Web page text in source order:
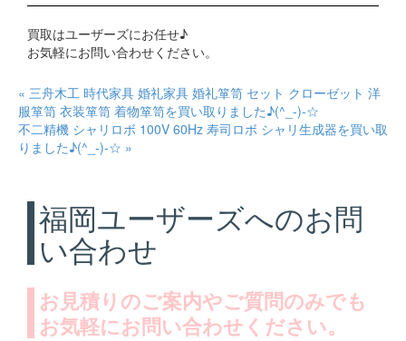
買取はユーザーズにお任せ♪
お気軽にお問い合わせください。
« 三舟木工 時代家具 婚礼家具 婚礼箪笥 セット クローゼット 洋
服箪笥 衣装箪笥 着物箪笥を買い取りました♪(^_-)-☆
不二精機 シャリロボ 100V 60Hz 寿司ロボ シャリ生成器を買い取
りました♪(^_-)-☆ »
福岡ユーザーズへのお問
い合わせ
お見積りのご案内やご質問のみでも
お気軽にお問い合わせください。